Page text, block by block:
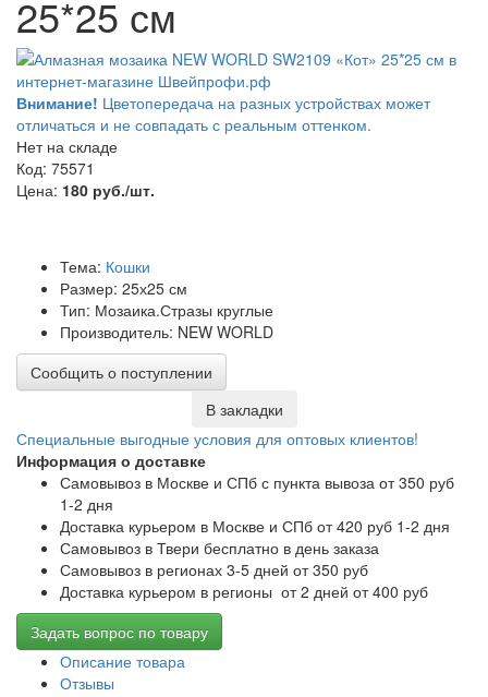
25*25 см
Внимание! Цветопередача на разных устройствах может
отличаться и не совпадать с реальным оттенком.
Нет на складе
Код: 75571
Цена: 180 руб./шт.
Тема: Кошки
Размер: 25х25 см
Тип: Мозаика.Стразы круглые
Производитель: NEW WORLD
Сообщить о поступлении
В закладки
Специальные выгодные условия для оптовых клиентов!
Информация о доставке
Самовывоз в Москве и СПб с пункта вывоза от 350 руб
1-2 дня
Доставка курьером в Москве и СПб от 420 руб 1-2 дня
Самовывоз в Твери бесплатно в день заказа
Самовывоз в регионах 3-5 дней от 350 руб
Доставка курьером в регионы от 2 дней от 400 руб
Задать вопрос по товару
Описание товара
Отзывы